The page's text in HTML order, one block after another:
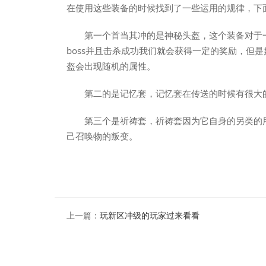
在使用这些装备的时候找到了一些运用的规律，
第一个首当其冲的是神秘头盔，这个装备对
boss并且击杀成功我们就会获得一定的奖励，但
盔会出现随机的属性。
第二的是记忆套，记忆套在传送的时候有很
第三个是祈祷套，祈祷套因为它自身的另类
己召唤物的叛变。
上一篇： 玩新区冲级的玩家过来看看